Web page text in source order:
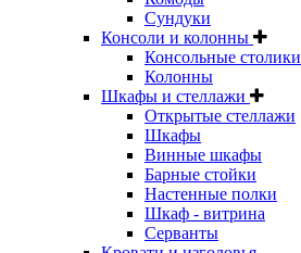
Сундуки
Консоли и колонны
Консольные столики
Колонны
Шкафы и стеллажи
Открытые стеллажи
Шкафы
Винные шкафы
Барные стойки
Настенные полки
Шкаф - витрина
Серванты